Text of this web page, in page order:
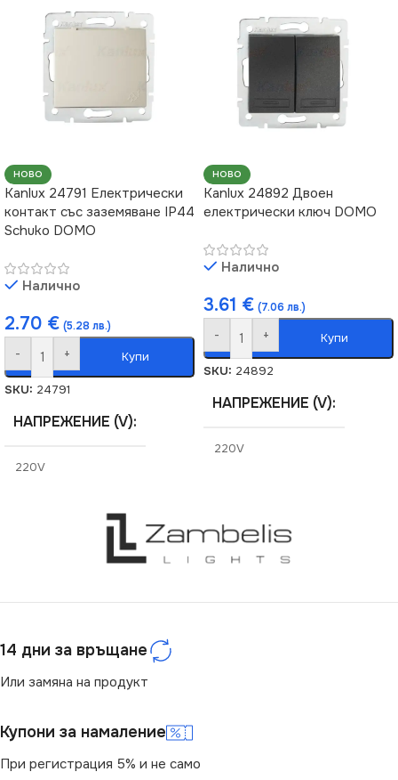
НОВО
Kanlux 24791 Електрически
контакт със заземяване IP44
Schuko DOMO
Налично
2.70 € (5.28 лв.)
- + Купи
SKU: 24791
НАПРЕЖЕНИЕ (V)
220V
СТЕПЕН НА ЗАЩИТА
ЦВЯТ
КЛЮЧ Единичен
НОВО
Kanlux 24892 Двоен
електрически ключ DOMO
Налично
3.61 € (7.06 лв.)
- + Купи
SKU: 24892
НАПРЕЖЕНИЕ (V)
220V
IP20
14 дни за връщане
Или замяна на продукт
Купони за намаление
При регистрация 5% и не само